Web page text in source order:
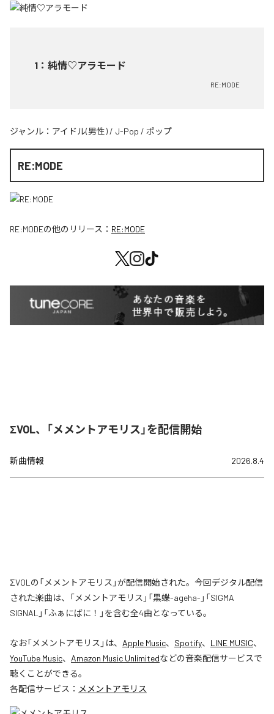
1 ： 純情♡アラモード
RE:MODE
ジャンル： アイドル(男性) / J-Pop / ポップ
RE:MODE
RE:MODEの他のリリース： RE:MODE
ΣVOL、「メメントアモリス」を配信開始
新曲情報 2026.8.4
ΣVOLの「メメントアモリス」が配信開始された。今回デジタル配信
された楽曲は、「メメントアモリス」「黒蝶-ageha-」「SIGMA
SIGNAL」「ふぁにばに！」を含む全4曲となっている。
なお「メメントアモリス 」は、 Apple Music、 Spotify、 LINE MUSIC、
YouTube Music、 Amazon Music Unlimitedなどの音楽配信サービスで
聴くことができる。
各配信サービス： メメントアモリス